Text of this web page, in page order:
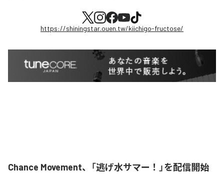
https://shiningstar.ouen.tw/kiichigo-fructose/
Chance Movement、「逃げ水サマー！」を配信開始